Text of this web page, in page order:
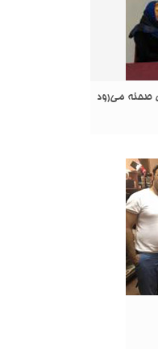
صحنه می‌رود